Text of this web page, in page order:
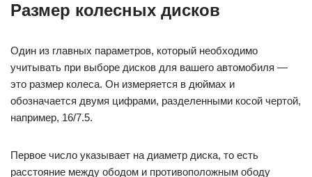
Размер колесных дисков
Один из главных параметров, который необходимо
учитывать при выборе дисков для вашего автомобиля —
это размер колеса. Он измеряется в дюймах и
обозначается двумя цифрами, разделенными косой чертой,
например, 16/7.5.
Первое число указывает на диаметр диска, то есть
расстояние между ободом и противоположным ободу